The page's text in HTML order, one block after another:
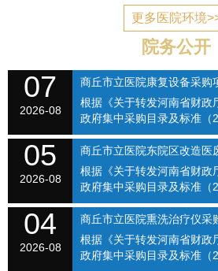
更多医院环境
院务公开
07
2026-08
商丘市立医院康复设备采购
SQSLYY2026-074
根据《关于转发河南省财政
政府集中采购目录及标准（
的通知》（商财购〔2020
医院关于修订招标采购流程
【2021】...
05
2026-08
商丘市立医院东院区改造医
次）（SQSLYY2026-075）
根据《关于转发河南省财政
政府集中采购目录及标准（
的通知》（商财购〔2020
医院关于修订招标采购流程
【2021】...
04
2026-08
商丘市立医院熏洗治疗仪采
（SQSLYY2026-076）
根据《关于转发河南省财政
政府集中采购目录及标准（